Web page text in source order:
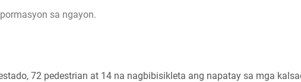
sa ngayon.
72 pedestrian at 14 na nagbibisikleta ang napatay sa mga